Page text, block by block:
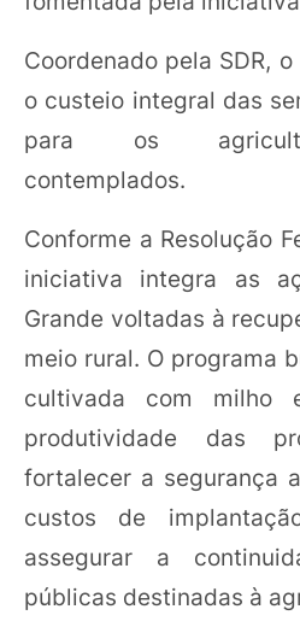
Coordenado pela SDR,
o custeio integral das
para os
contemplados.
Conforme a Resolução
iniciativa integra as
Grande voltadas à
meio rural. O programa
cultivada com milho
produtividade das
fortalecer a segurança
custos de
assegurar a
públicas destinadas à